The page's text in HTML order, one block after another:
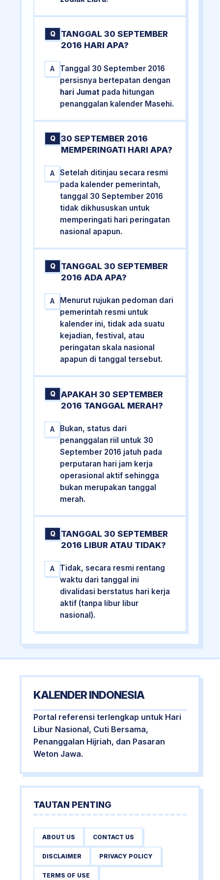
Q
TANGGAL 30 SEPTEMBER
2016 HARI APA?
A
Tanggal 30 September 2016
persisnya bertepatan dengan
hari Jumat pada hitungan
penanggalan kalender Masehi.
Q
30 SEPTEMBER 2016
MEMPERINGATI HARI APA?
A
Setelah ditinjau secara resmi
pada kalender pemerintah,
tanggal 30 September 2016
tidak dikhususkan untuk
memperingati hari peringatan
nasional apapun.
Q
TANGGAL 30 SEPTEMBER
2016 ADA APA?
A
Menurut rujukan pedoman dari
pemerintah resmi untuk
kalender ini, tidak ada suatu
kejadian, festival, atau
peringatan skala nasional
apapun di tanggal tersebut.
Q
APAKAH 30 SEPTEMBER
2016 TANGGAL MERAH?
A
Bukan, status dari
penanggalan riil untuk 30
September 2016 jatuh pada
perputaran hari jam kerja
operasional aktif sehingga
bukan merupakan tanggal
merah.
Q
TANGGAL 30 SEPTEMBER
2016 LIBUR ATAU TIDAK?
A
Tidak, secara resmi rentang
waktu dari tanggal ini
divalidasi berstatus hari kerja
aktif (tanpa libur libur
nasional).
KALENDER INDONESIA
Portal referensi terlengkap untuk Hari
Libur Nasional, Cuti Bersama,
Penanggalan Hijriah, dan Pasaran
Weton Jawa.
TAUTAN PENTING
ABOUT US CONTACT US
DISCLAIMER PRIVACY POLICY
TERMS OF USE